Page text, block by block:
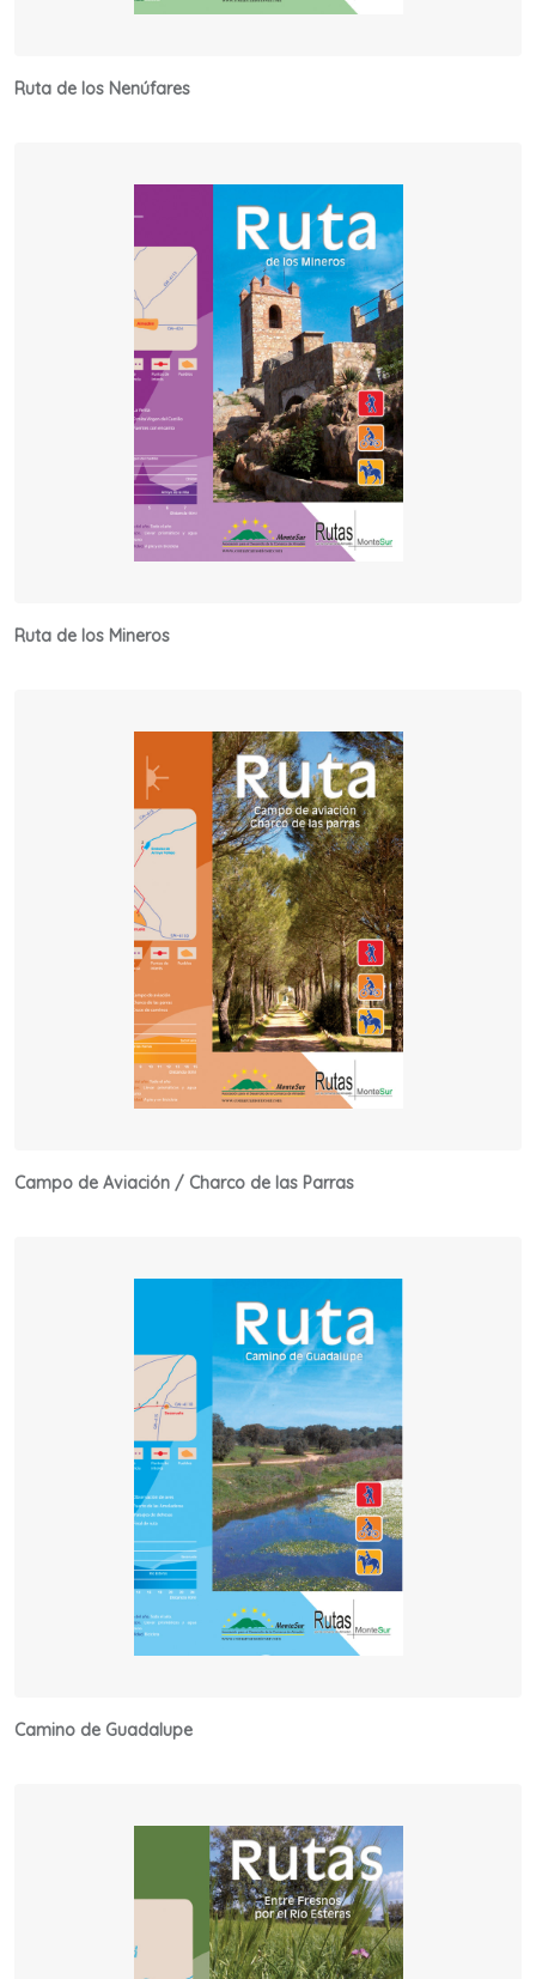
Ruta de los Nenúfares
Ruta de los Mineros
Campo de Aviación / Charco de las Parras
Camino de Guadalupe